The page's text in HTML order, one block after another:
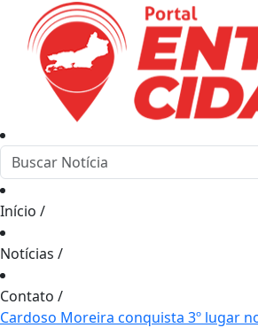
Início /
Notícias /
Contato /
Cardoso Moreira conquista 3º lugar